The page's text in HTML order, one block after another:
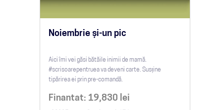
Noiembrie și-un pic
Aici îmi vei găsi bătăile inimii de mamă.
#scrisoarepentruea va deveni carte. Susține
tipărirea ei prin pre-comandă.
Finantat: 19,830 lei